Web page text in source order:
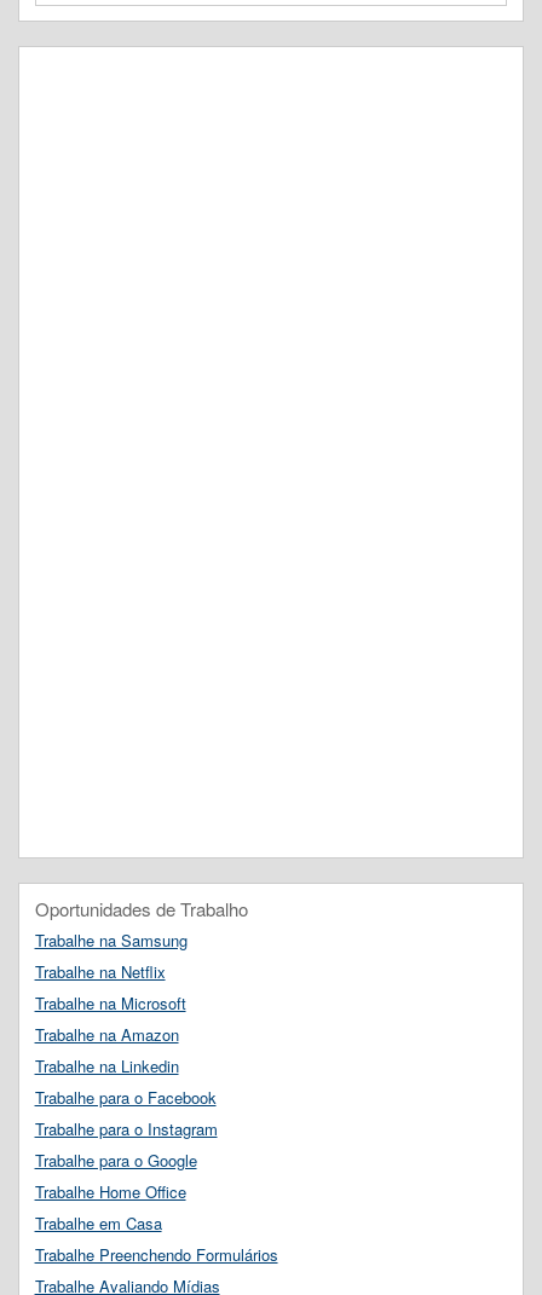
Oportunidades de Trabalho
Trabalhe na Samsung
Trabalhe na Netflix
Trabalhe na Microsoft
Trabalhe na Amazon
Trabalhe na Linkedin
Trabalhe para o Facebook
Trabalhe para o Instagram
Trabalhe para o Google
Trabalhe Home Office
Trabalhe em Casa
Trabalhe Preenchendo Formulários
Trabalhe Avaliando Mídias